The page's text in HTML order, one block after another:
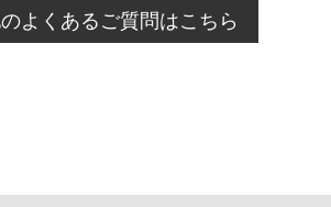
の3営業日前を過ぎている場合のご予約
つきましては、直接ご予約の店舗まで
よくあるご質問はこちら